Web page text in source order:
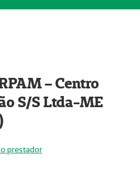
– Centro
S/S Ltda-ME
prestador